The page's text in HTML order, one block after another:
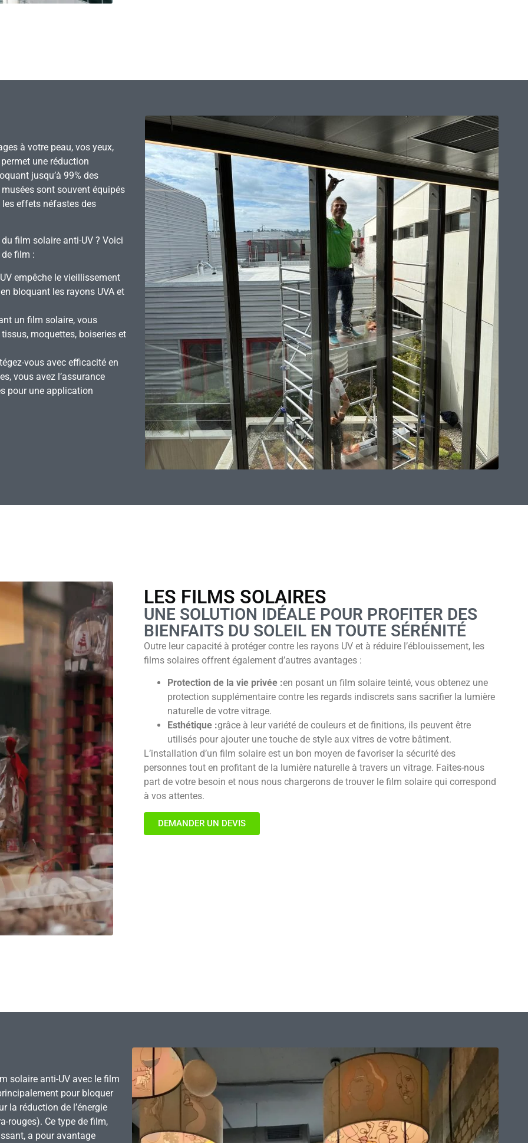
à votre peau, vos yeux,
une réduction
jusqu’à 99% des
sont souvent équipés
effets néfastes des
film solaire anti-UV ? Voici
film :
empêche le vieillissement
bloquant les rayons UVA et
un film solaire, vous
moquettes, boiseries et
vous avec efficacité en
vous avez l’assurance
pour une application
LES FILMS SOLAIRES
UNE SOLUTION IDÉALE POUR PROFITER DES
BIENFAITS DU SOLEIL EN TOUTE SÉRÉNITÉ
Outre leur capacité à protéger contre les rayons UV et à réduire l’éblouissement, les
films solaires offrent également d’autres avantages :
Protection de la vie privée :en posant un film solaire teinté, vous obtenez une
protection supplémentaire contre les regards indiscrets sans sacrifier la lumière
naturelle de votre vitrage.
Esthétique :grâce à leur variété de couleurs et de finitions, ils peuvent être
utilisés pour ajouter une touche de style aux vitres de votre bâtiment.
L’installation d’un film solaire est un bon moyen de favoriser la sécurité des
personnes tout en profitant de la lumière naturelle à travers un vitrage. Faites-nous
part de votre besoin et nous nous chargerons de trouver le film solaire qui correspond
à vos attentes.
DEMANDER UN DEVIS
solaire anti-UV avec le film
pour bloquer
la réduction de l’énergie
rouges). Ce type de film,
a pour avantage